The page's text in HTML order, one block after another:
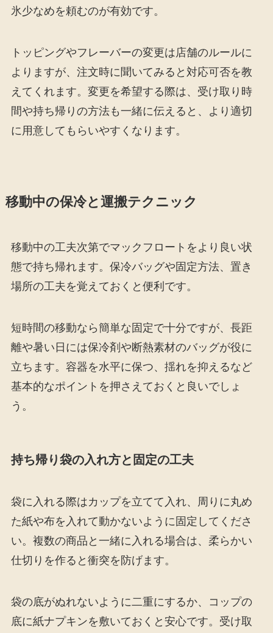
氷少なめを頼むのが有効です。
トッピングやフレーバーの変更は店舗のルールに
よりますが、注文時に聞いてみると対応可否を教
えてくれます。変更を希望する際は、受け取り時
間や持ち帰りの方法も一緒に伝えると、より適切
に用意してもらいやすくなります。
移動中の保冷と運搬テクニック
移動中の工夫次第でマックフロートをより良い状
態で持ち帰れます。保冷バッグや固定方法、置き
場所の工夫を覚えておくと便利です。
短時間の移動なら簡単な固定で十分ですが、長距
離や暑い日には保冷剤や断熱素材のバッグが役に
立ちます。容器を水平に保つ、揺れを抑えるなど
基本的なポイントを押さえておくと良いでしょ
う。
持ち帰り袋の入れ方と固定の工夫
袋に入れる際はカップを立てて入れ、周りに丸め
た紙や布を入れて動かないように固定してくださ
い。複数の商品と一緒に入れる場合は、柔らかい
仕切りを作ると衝突を防げます。
袋の底がぬれないように二重にするか、コップの
底に紙ナプキンを敷いておくと安心です。受け取